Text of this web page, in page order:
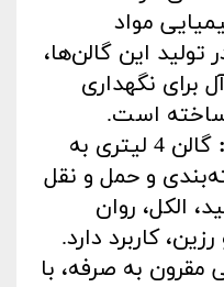
مواد
تولید این گالن‌ها،
برای نگهداری
ساخته است.
:
گالن 4 لیتری به
و حمل و نقل
الکل، روان
کاربرد دارد.
مقرون به صرفه، با